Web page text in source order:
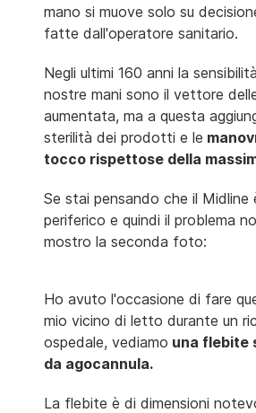
mano si muove solo su
fatte dall'operatore sanitario.
Negli ultimi 160 anni la
nostre mani sono il vettore
aumentata, ma a questa
sterilità dei prodotti e le
tocco rispettose della
Se stai pensando che il Midline
periferico e quindi il problema
mostro la seconda foto:
Ho avuto l'occasione di fare
mio vicino di letto durante un
ospedale, vediamo una flebite
da agocannula.
La flebite è di dimensioni